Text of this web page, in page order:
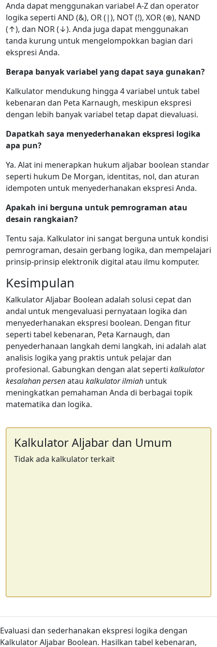
Anda dapat menggunakan variabel A-Z dan operator
logika seperti AND (&), OR (|), NOT (!), XOR (⊕), NAND
(↑), dan NOR (↓). Anda juga dapat menggunakan
tanda kurung untuk mengelompokkan bagian dari
ekspresi Anda.
Berapa banyak variabel yang dapat saya gunakan?
Kalkulator mendukung hingga 4 variabel untuk tabel
kebenaran dan Peta Karnaugh, meskipun ekspresi
dengan lebih banyak variabel tetap dapat dievaluasi.
Dapatkah saya menyederhanakan ekspresi logika
apa pun?
Ya. Alat ini menerapkan hukum aljabar boolean standar
seperti hukum De Morgan, identitas, nol, dan aturan
idempoten untuk menyederhanakan ekspresi Anda.
Apakah ini berguna untuk pemrograman atau
desain rangkaian?
Tentu saja. Kalkulator ini sangat berguna untuk kondisi
pemrograman, desain gerbang logika, dan mempelajari
prinsip-prinsip elektronik digital atau ilmu komputer.
Kesimpulan
Kalkulator Aljabar Boolean adalah solusi cepat dan
andal untuk mengevaluasi pernyataan logika dan
menyederhanakan ekspresi boolean. Dengan fitur
seperti tabel kebenaran, Peta Karnaugh, dan
penyederhanaan langkah demi langkah, ini adalah alat
analisis logika yang praktis untuk pelajar dan
profesional. Gabungkan dengan alat seperti kalkulator
kesalahan persenatau kalkulator ilmiah untuk
meningkatkan pemahaman Anda di berbagai topik
matematika dan logika.
Kalkulator Aljabar dan Umum
Tidak ada kalkulator terkait
Evaluasi dan sederhanakan ekspresi logika dengan
Kalkulator Aljabar Boolean. Hasilkan tabel kebenaran,